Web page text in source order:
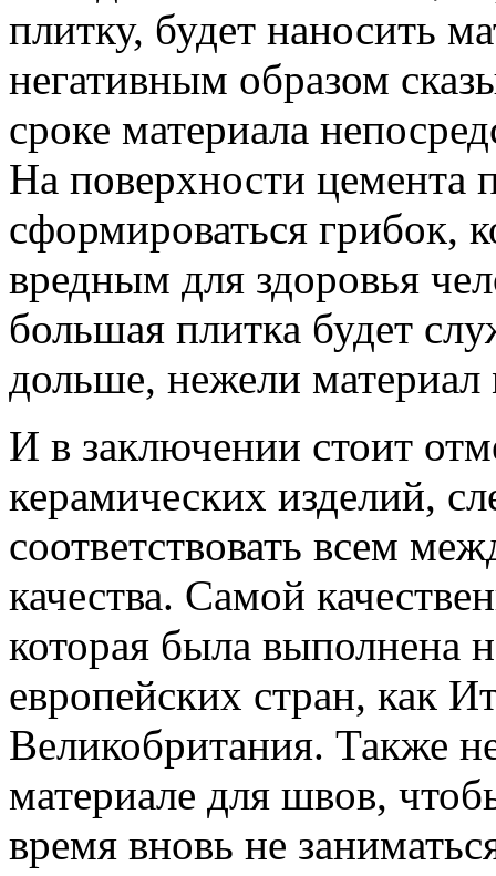
плитку, будет наносить
негативным образом
сроке материала
На поверхности цемента
сформироваться грибок,
вредным для здоровья
большая плитка будет
дольше, нежели материал
И в заключении стоит
керамических изделий,
соответствовать всем
качества. Самой
которая была выполнена
европейских стран, как
Великобритания. Также
материале для швов,
время вновь не